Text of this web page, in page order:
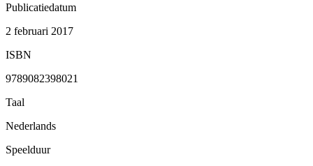
Publicatiedatum
2 februari 2017
ISBN
9789082398021
Taal
Nederlands
Speelduur